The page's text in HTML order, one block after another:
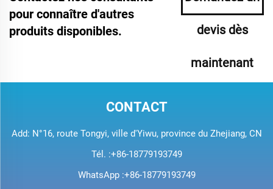
pour connaître d'autres
produits disponibles.
devis dès
maintenant
CONTACT
Add: N°16, route Tongyi, ville d'Yiwu, province du Zhejiang, CN
Tél. :+86-18779193749
WhatsApp :+86-18779193749